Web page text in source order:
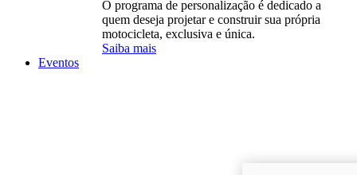
O programa de personalização é dedicado a
quem deseja projetar e construir sua própria
motocicleta, exclusiva e única.
Saiba mais
Eventos